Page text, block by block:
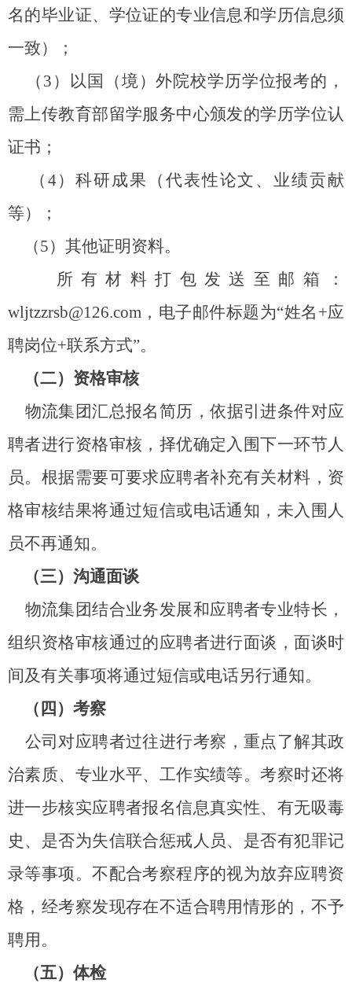
名的毕业证、学位证的专业信息和学历信息须
一致）；
（ 3 ）以国（境）外院校学历学位报考的，
需上传教育部留学服务中心颁发的学历学位认
证书；
（ 4）科研成果（代表性论文、业绩贡献
等）；
（5）其他证明资料。
所有材料打包发送至邮箱：
wljtzzrsb@126.com ，电子邮件标题为“姓名 +应
聘岗位+联系方式”。
（二）资格审核
物流集团汇总报名简历，依据引进条件对应
聘者进行资格审核，择优确定入围下一环节人
员。根据需要可要求应聘者补充有关材料，资
格审核结果将通过短信或电话通知，未入围人
员不再通知。
（三）沟通面谈
物流集团结合业务发展和应聘者专业特长，
组织资格审核通过的应聘者进行面谈，面谈时
间及有关事项将通过短信或电话另行通知。
（四）考察
公司对应聘者过往进行考察，重点了解其政
治素质、专业水平、工作实绩等。考察时还将
进一步核实应聘者报名信息真实性、有无吸毒
史、是否为失信联合惩戒人员、是否有犯罪记
录等事项。不配合考察程序的视为放弃应聘资
格，经考察发现存在不适合聘用情形的，不予
聘用。
（五）体检